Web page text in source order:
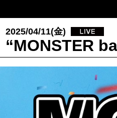
2025/04/11(金)
“MONSTER